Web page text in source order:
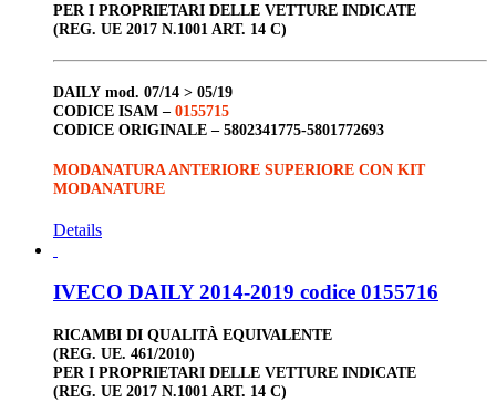
PER I PROPRIETARI DELLE VETTURE INDICATE
(REG. UE 2017 N.1001 ART. 14 C)
DAILY mod. 07/14 > 05/19
CODICE ISAM – 0155715
CODICE ORIGINALE – 5802341775-5801772693
MODANATURA ANTERIORE SUPERIORE CON KIT
MODANATURE
Details
IVECO DAILY 2014-2019 codice 0155716
RICAMBI DI QUALITÀ EQUIVALENTE
(REG. UE. 461/2010)
PER I PROPRIETARI DELLE VETTURE INDICATE
(REG. UE 2017 N.1001 ART. 14 C)